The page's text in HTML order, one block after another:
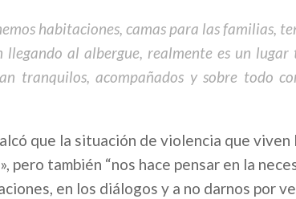
habitaciones, camas para las familias,
llegando al albergue, realmente es un
tranquilos, acompañados y sobre todo
que la situación de violencia que viven
pero también “nos hace pensar en la
en los diálogos y a no darnos por